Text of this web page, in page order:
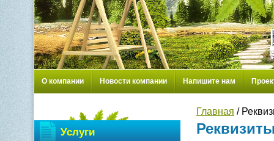
О компании Новости компании Напишите нам
Услуги
Главная /